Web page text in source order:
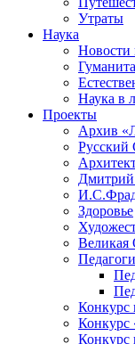
Утраты
Наука
Новости
Наука в
Проекты
Архив
Русский
Здоровье
Великая
Конкурс
Конкурс
Конкурс